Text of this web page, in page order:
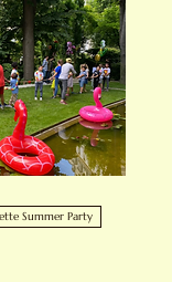
Summer Party